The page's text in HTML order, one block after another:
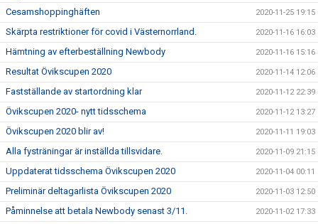
Cesamshoppinghäften 2020-11-25 19:15
Skärpta restriktioner för covid i Västernorrland. 2020-11-16 16:03
Hämtning av efterbeställning Newbody 2020-11-16 15:16
Resultat Övikscupen 2020 2020-11-14 12:06
Fastställande av startordning klar 2020-11-12 22:39
Övikscupen 2020- nytt tidsschema 2020-11-12 13:27
Övikscupen 2020 blir av! 2020-11-11 19:03
Alla fysträningar är inställda tillsvidare. 2020-11-09 21:15
Uppdaterat tidsschema Övikscupen 2020 2020-11-04 00:11
Preliminär deltagarlista Övikscupen 2020 2020-11-03 12:50
Påminnelse att betala Newbody senast 3/11. 2020-11-02 17:33